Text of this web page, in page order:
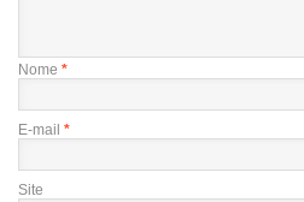
Nome *
E-mail *
Site